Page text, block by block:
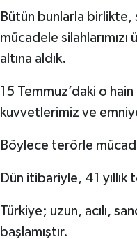
Bütün bunlarla birlikte,
mücadele silahlarımızı
altına aldık.
15 Temmuz’daki o
kuvvetlerimiz ve
Böylece terörle
Dün itibariyle, 41
Türkiye; uzun, acılı,
başlamıştır.